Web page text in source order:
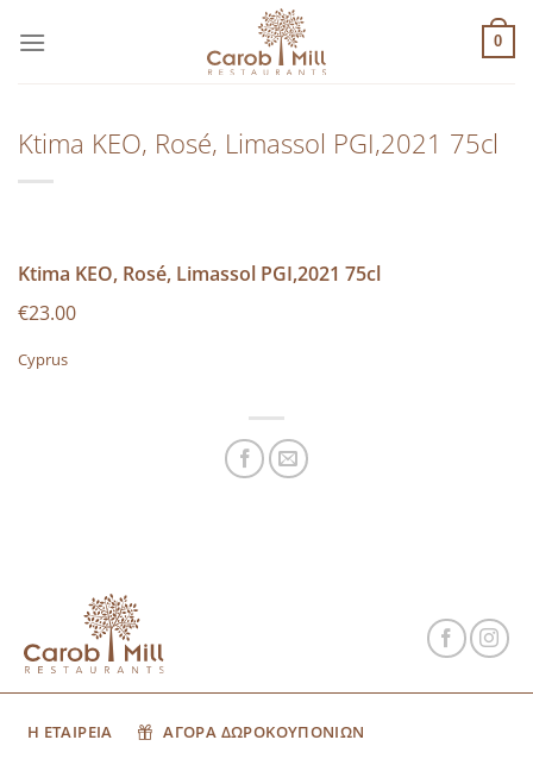
στο
0
Ktima KEO, Rosé, Limassol PGI,2021 75cl
Ktima KEO, Rosé, Limassol PGI,2021 75cl
€23.00
Cyprus
Η ΕΤΑΙΡΕΙΑ ΑΓΟΡΑ ΔΩΡΟΚΟΥΠΟΝΙΩΝ